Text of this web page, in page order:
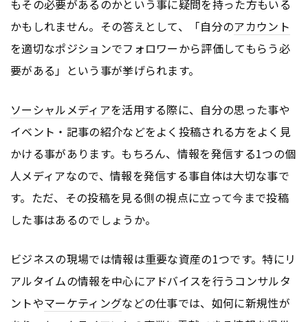
もその必要があるのかという事に疑問を持った方もいる
かもしれません。その答えとして、「自分のアカウント
を適切なポジションでフォロワーから評価してもらう必
要がある」という事が挙げられます。
ソーシャルメディアを活用する際に、自分の思った事や
イベント・記事の紹介などをよく投稿される方をよく見
かける事があります。もちろん、情報を発信する1つの個
人メディアなので、情報を発信する事自体は大切な事で
す。ただ、その投稿を見る側の視点に立って今まで投稿
した事はあるのでしょうか。
ビジネスの現場では情報は重要な資産の1つです。特にリ
アルタイムの情報を中心にアドバイスを行うコンサルタ
ントやマーケティングなどの仕事では、如何に新規性が